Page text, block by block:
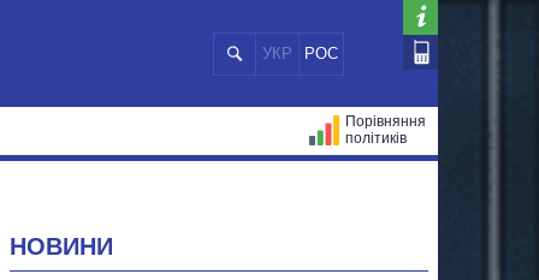
УКР РОС
Порівняння
політиків
НОВИНИ